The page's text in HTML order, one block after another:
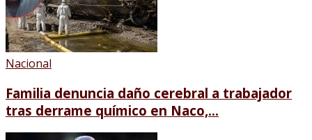
Nacional
Familia denuncia daño cerebral a trabajador
tras derrame químico en Naco,...